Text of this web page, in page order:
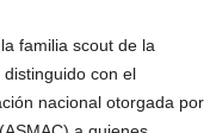
familia scout de la
con el
nacional otorgada por